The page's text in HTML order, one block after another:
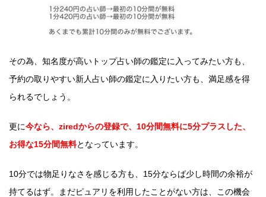
その為、知名度が高いトップ占い師の鑑定に入ってみたい方も、
予約の取りやすい新人占い師の鑑定に入りたい方も、満足感を得
られるでしょう。
更に今なら、ziredからの登録で、10分間無料に5分プラスした、
お得な15分間無料となっています。
10分では物足りなさを感じる方も、15分ならば少し時間の余裕が
持てるはず。まだピュアリを利用したことがない方は、この機会